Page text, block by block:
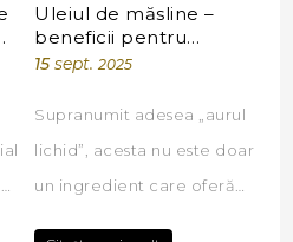
Uleiul de măsline –
beneficii pentru
sănătate și tipuri de
15 sept. 2025
Supranumit adesea „aurul
lichid”, acesta nu este doar
un ingredient care oferă